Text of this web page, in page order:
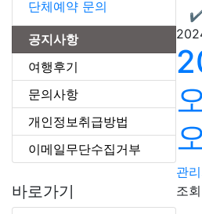
단체예약 문의
공지사항
여행후기
문의사항
개인정보취급방법
이메일무단수집거부
바로가기
관
조